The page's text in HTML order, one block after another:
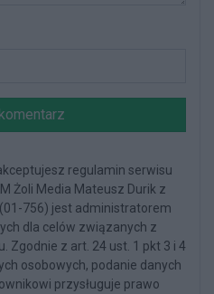
regulamin serwisu
Żoli Media Mateusz Durik z
756) jest administratorem
dla celów związanych z
Zgodnie z art. 24 ust. 1 pkt 3 i 4
osobowych, podanie danych
przysługuje prawo